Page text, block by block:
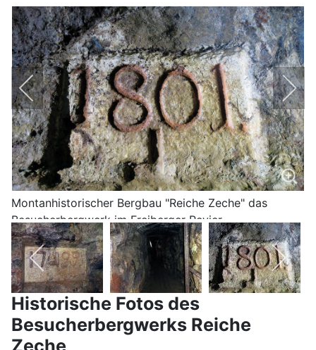
Montanhistorischer Bergbau "Reiche Zeche" das
Besucherbergwerk im Freiberger Revier
Historische Fotos des
Besucherbergwerks Reiche
Zeche